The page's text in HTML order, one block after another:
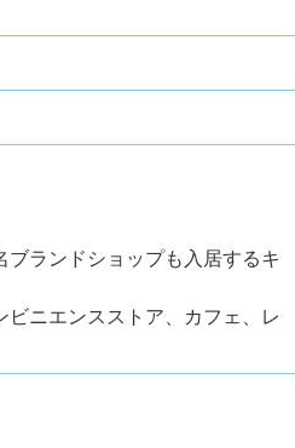
ランドショップも入居するキ
ニエンスストア、カフェ、レ